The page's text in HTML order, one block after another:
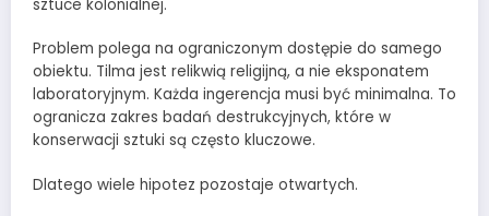
sztuce kolonialnej.
Problem polega na ograniczonym dostępie do samego
obiektu. Tilma jest relikwią religijną, a nie eksponatem
laboratoryjnym. Każda ingerencja musi być minimalna. To
ogranicza zakres badań destrukcyjnych, które w
konserwacji sztuki są często kluczowe.
Dlatego wiele hipotez pozostaje otwartych.